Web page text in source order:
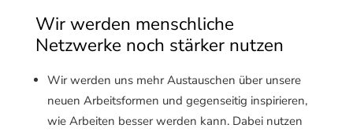
Wir werden menschliche
Netzwerke noch stärker nutzen
Wir werden uns mehr Austauschen über unsere
neuen Arbeitsformen und gegenseitig inspirieren,
wie Arbeiten besser werden kann. Dabei nutzen